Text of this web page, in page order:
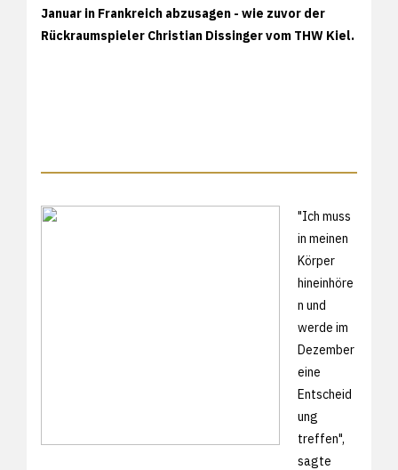
Januar in Frankreich abzusagen - wie zuvor der
Rückraumspieler Christian Dissinger vom THW Kiel.
"Ich muss
in meinen
Körper
hineinhöre
n und
werde im
Dezember
eine
Entscheid
ung
treffen",
sagte